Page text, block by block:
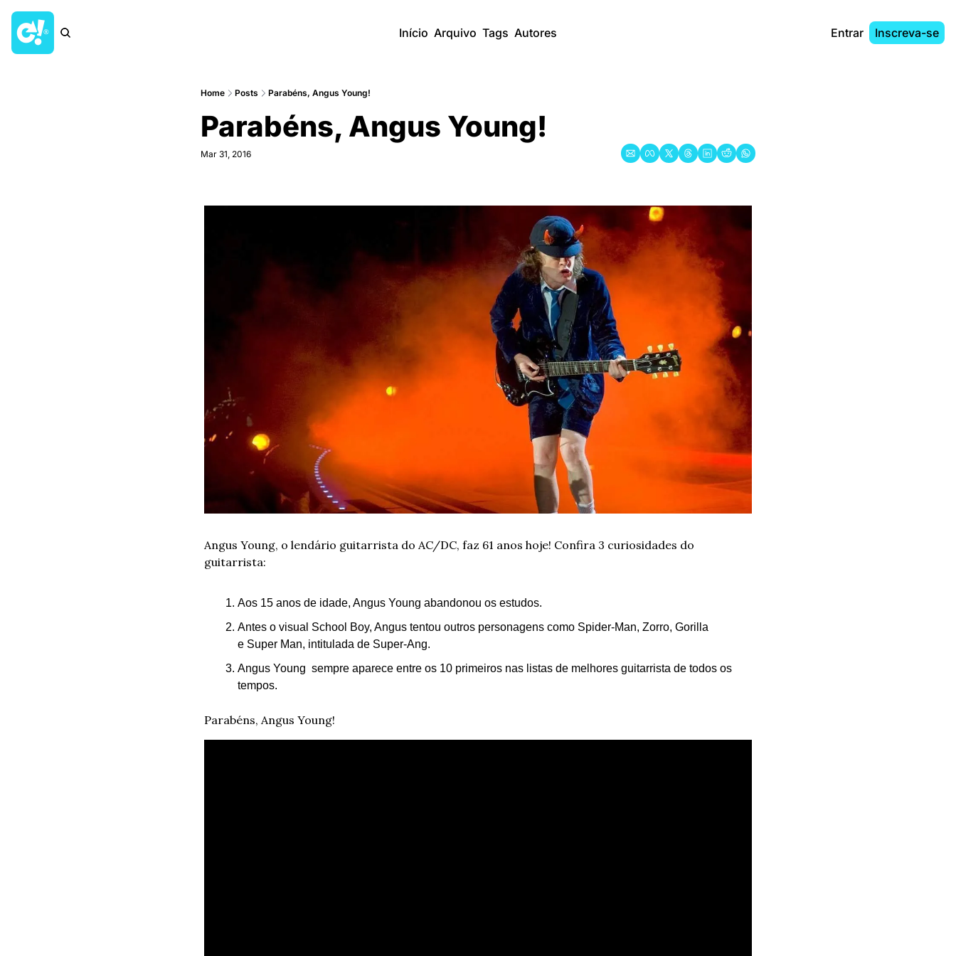
Início Arquivo Tags Autores Entrar Inscreva-se
Home Posts Parabéns, Angus Young!
Parabéns, Angus Young!
Mar 31, 2016
Angus Young, o lendário guitarrista do AC/DC, faz 61 anos hoje! Confira 3 curiosidades do
guitarrista:
Aos 15 anos de idade, Angus Young abandonou os estudos.
Antes o visual School Boy, Angus tentou outros personagens como Spider-Man, Zorro, Gorilla
e Super Man, intitulada de Super-Ang.
Angus Young  sempre aparece entre os 10 primeiros nas listas de melhores guitarrista de todos os
tempos.
Parabéns, Angus Young!